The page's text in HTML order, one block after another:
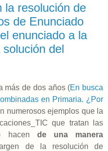
la resolución de
de Enunciado
enunciado a la
del
más de dos años (En busca
en Primaria. ¿Por
numerosos ejemplos que la
que tratan las
hacen de una manera
de la resolución de